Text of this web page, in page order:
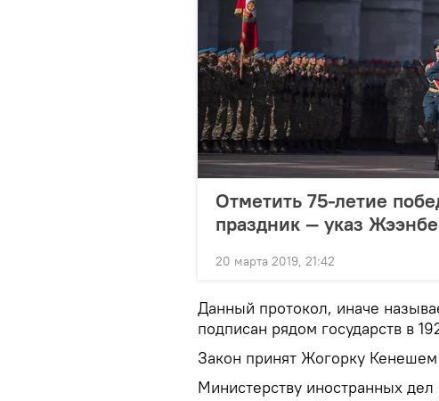
Отметить 75-летие
праздник — указ
20 марта 2019, 21:42
Данный протокол, иначе
подписан рядом государств в
Закон принят Жогорку Кенешем
Министерству иностранных